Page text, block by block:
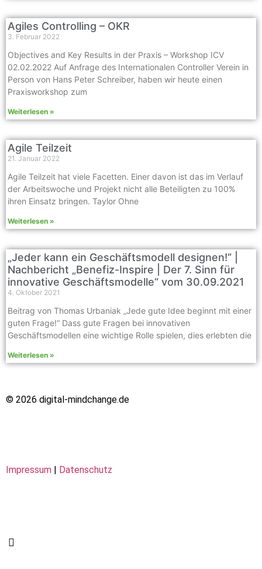
Agiles Controlling – OKR
3. Februar 2022
Objectives and Key Results in der Praxis – Workshop ICV
02.02.2022 Auf Anfrage des Internationalen Controller Verein in
Person von Hans Peter Schreiber, haben wir heute einen
Praxisworkshop zum
Weiterlesen »
Agile Teilzeit
21. Januar 2022
Agile Teilzeit hat viele Facetten. Einer davon ist das im Verlauf
der Arbeitswoche und Projekt nicht alle Beteiligten zu 100%
ihren Einsatz bringen. Taylor Ohne
Weiterlesen »
„Jeder kann ein Geschäftsmodell designen!“ |
Nachbericht „Benefiz-Inspire | Der 7. Sinn für
innovative Geschäftsmodelle“ vom 30.09.2021
4. Oktober 2021
Beitrag von Thomas Urbaniak „Jede gute Idee beginnt mit einer
guten Frage!“ Dass gute Fragen bei innovativen
Geschäftsmodellen eine wichtige Rolle spielen, dies erlebten die
Weiterlesen »
© 2026 digital-mindchange.de
Impressum Datenschutz